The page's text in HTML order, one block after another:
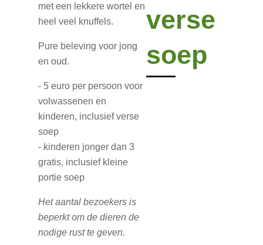
verse
soep
met een lekkere wortel en
heel veel knuffels.
Pure beleving voor jong
en oud.
- 5 euro per persoon voor
volwassenen en
kinderen, inclusief verse
soep
- kinderen jonger dan 3
gratis, inclusief kleine
portie soep
Het aantal bezoekers is
beperkt om de dieren de
nodige rust te geven.